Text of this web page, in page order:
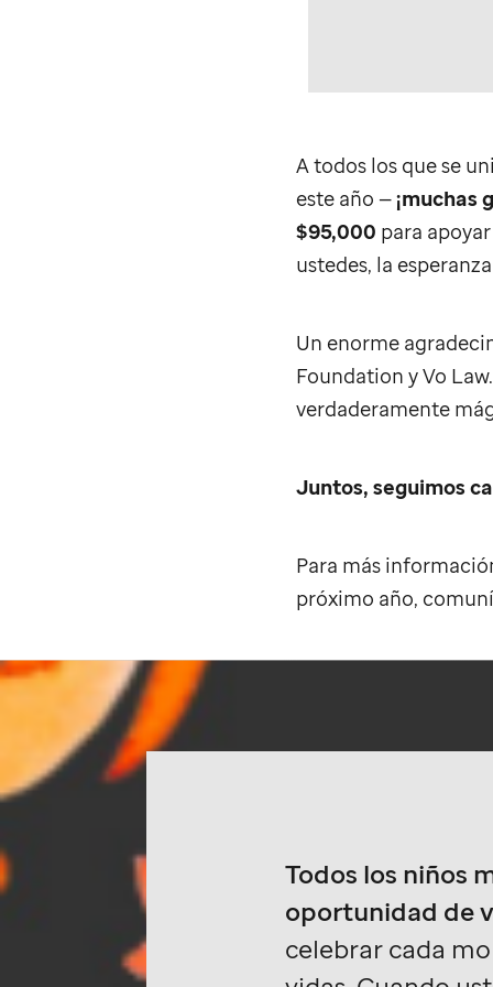
A todos los que se
este año —¡muchas
$95,000 para
ustedes, la
Un enorme
Foundation y Vo
verdaderamente
Juntos, seguimos
Para más
próximo año,
Todos los niños
oportunidad de
celebrar cada